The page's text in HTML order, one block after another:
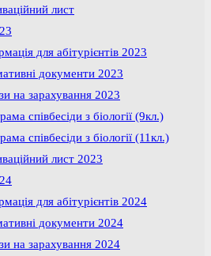
лист
для абітурієнтів 2023
документи 2023
на зарахування 2023
співбесіди з біології (9кл.)
співбесіди з біології (11кл.)
лист 2023
для абітурієнтів 2024
документи 2024
на зарахування 2024